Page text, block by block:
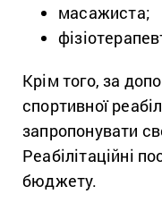
масажиста;
Крім того, за
спортивної
запропонувати
Реабілітаційні
бюджету.